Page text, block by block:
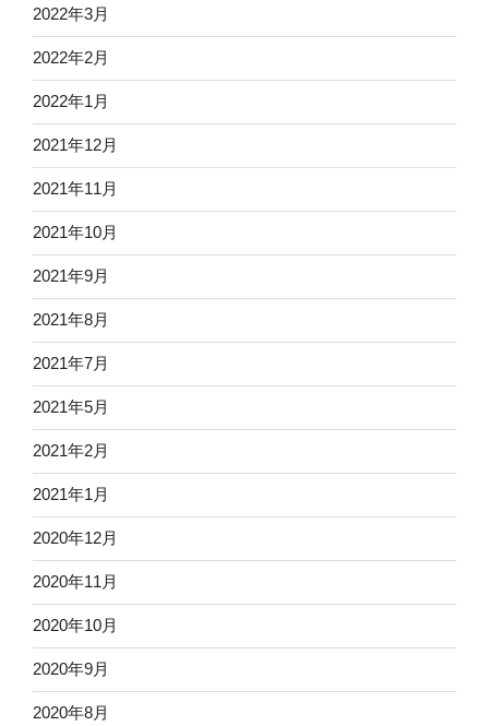
2022年3月
2022年2月
2022年1月
2021年12月
2021年11月
2021年10月
2021年9月
2021年8月
2021年7月
2021年5月
2021年2月
2021年1月
2020年12月
2020年11月
2020年10月
2020年9月
2020年8月